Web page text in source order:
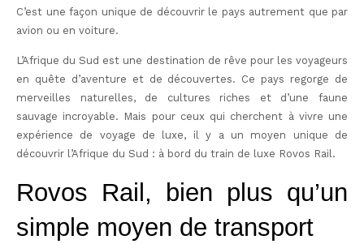
C’est une façon unique de découvrir le pays autrement que par
avion ou en voiture.
L’Afrique du Sud est une destination de rêve pour les voyageurs
en quête d’aventure et de découvertes. Ce pays regorge de
merveilles naturelles, de cultures riches et d’une faune
sauvage incroyable. Mais pour ceux qui cherchent à vivre une
expérience de voyage de luxe, il y a un moyen unique de
découvrir l’Afrique du Sud : à bord du train de luxe Rovos Rail.
Rovos Rail, bien plus qu’un
simple moyen de transport